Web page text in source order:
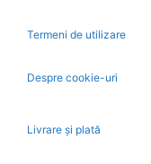
Termeni de utilizare
Despre cookie-uri
Livrare și plată